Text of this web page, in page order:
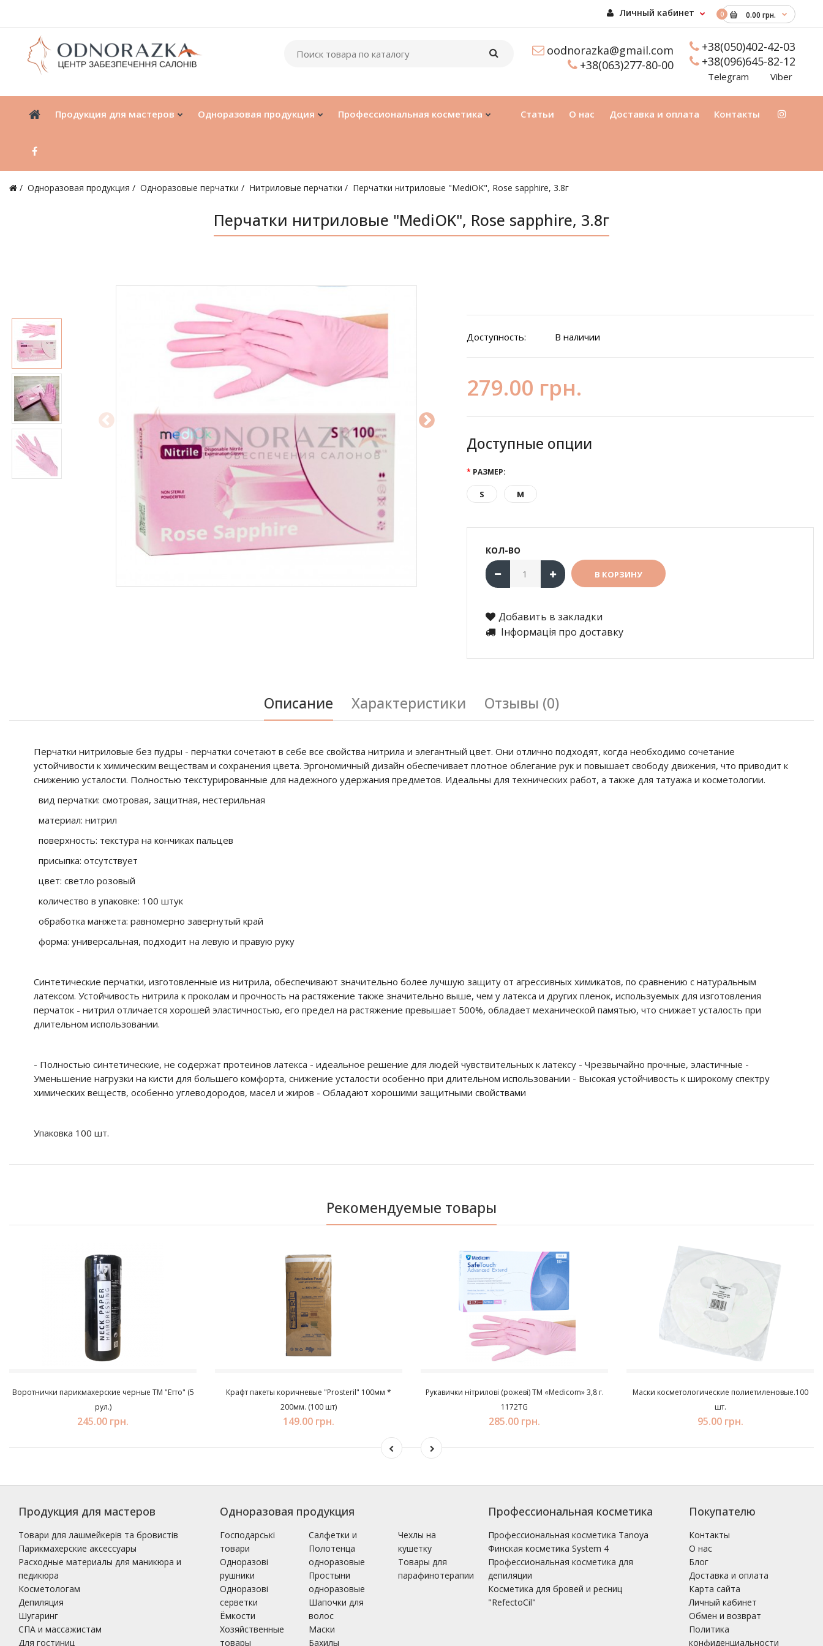
0 0.00 грн.
Личный кабинет
oodnorazka@gmail.com
+38(063)277-80-00
+38(050)402-42-03
+38(096)645-82-12
Telegram Viber
Продукция для мастеров Одноразовая продукция Профессиональная косметика Статьи О нас Доставка и оплата Контакты
Одноразовая продукция Одноразовые перчатки Нитриловые перчатки Перчатки нитриловые "MediOK", Rose sapphire, 3.8г
Перчатки нитриловые "MediOK", Rose sapphire, 3.8г
Доступность: В наличии
279.00 грн.
Доступные опции
РАЗМЕР:
S M
КОЛ-ВО
Добавить в закладки
Інформація про доставку
Описание Характеристики Отзывы (0)
Перчатки нитриловые без пудры - перчатки сочетают в себе все свойства нитрила и элегантный цвет. Они отлично подходят, когда необходимо сочетание
устойчивости к химическим веществам и сохранения цвета. Эргономичный дизайн обеспечивает плотное облегание рук и повышает свободу движения, что приводит к
снижению усталости. Полностью текстурированные для надежного удержания предметов. Идеальны для технических работ, а также для татуажа и косметологии.
вид перчатки: смотровая, защитная, нестерильная
материал: нитрил
поверхность: текстура на кончиках пальцев
присыпка: отсутствует
цвет: светло розовый
количество в упаковке: 100 штук
обработка манжета: равномерно завернутый край
форма: универсальная, подходит на левую и правую руку
Синтетические перчатки, изготовленные из нитрила, обеспечивают значительно более лучшую защиту от агрессивных химикатов, по сравнению с натуральным
латексом. Устойчивость нитрила к проколам и прочность на растяжение также значительно выше, чем у латекса и других пленок, используемых для изготовления
перчаток - нитрил отличается хорошей эластичностью, его предел на растяжение превышает 500%, обладает механической памятью, что снижает усталость при
длительном использовании.
- Полностью синтетические, не содержат протеинов латекса - идеальное решение для людей чувствительных к латексу - Чрезвычайно прочные, эластичные -
Уменьшение нагрузки на кисти для большего комфорта, снижение усталости особенно при длительном использовании - Высокая устойчивость к широкому спектру
химических веществ, особенно углеводородов, масел и жиров - Обладают хорошими защитными свойствами
Упаковка 100 шт.
Рекомендуемые товары
Воротнички парикмахерские черные ТМ "Етто" (5
рул.)
245.00 грн.
Крафт пакеты коричневые "Prosteril" 100мм *
200мм. (100 шт)
149.00 грн.
Рукавички нітрилові (рожеві) ТМ «Medicom» 3,8 г.
1172TG
285.00 грн.
Маски косметологические полиетиленовые.100
шт.
95.00 грн.
Продукция для мастеров
Товари для лашмейкерів та бровистів
Парикмахерские аксессуары
Расходные материалы для маникюра и
педикюра
Косметологам
Депиляция
Шугаринг
СПА и массажистам
Для гостиниц
Одноразовая продукция
Господарські
товари
Одноразові
рушники
Одноразові
серветки
Ёмкости
Хозяйственные
товары
Салфетки и
Полотенца
одноразовые
Простыни
одноразовые
Шапочки для
волос
Маски
Бахилы
Чехлы на
кушетку
Товары для
парафинотерапии
Профессиональная косметика
Профессиональная косметика Tanoya
Финская косметика System 4
Профессиональная косметика для
депиляции
Косметика для бровей и ресниц
"RefectoCil"
Покупателю
Контакты
О нас
Блог
Доставка и оплата
Карта сайта
Личный кабинет
Обмен и возврат
Политика
конфиденциальности